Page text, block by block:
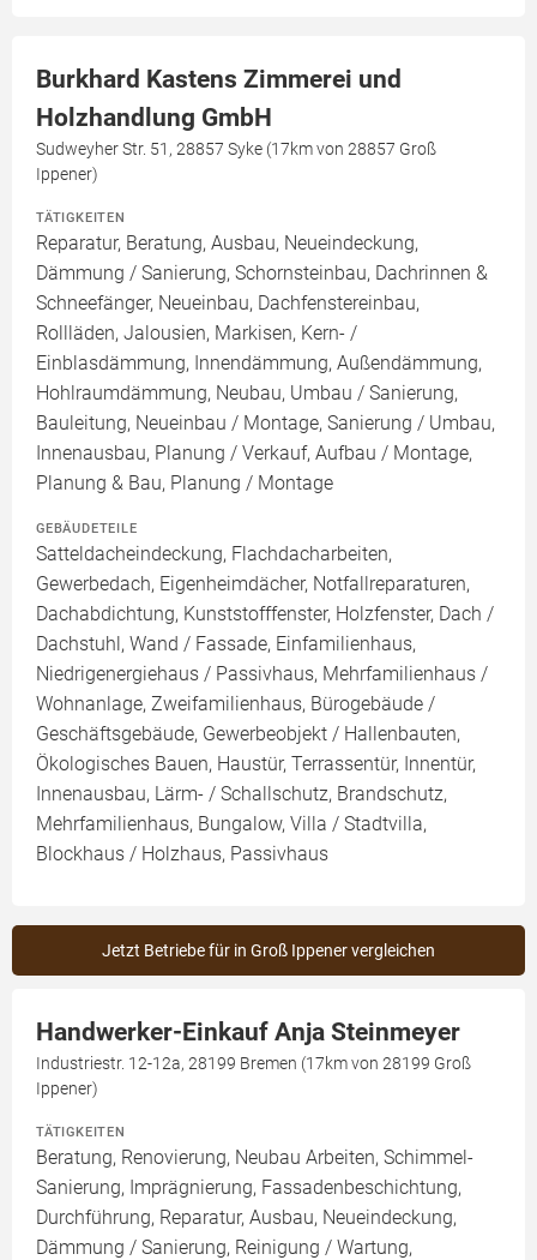
Burkhard Kastens Zimmerei und
Holzhandlung GmbH
Sudweyher Str. 51, 28857 Syke (17km von 28857 Groß
Ippener)
TÄTIGKEITEN
Reparatur, Beratung, Ausbau, Neueindeckung,
Dämmung / Sanierung, Schornsteinbau, Dachrinnen &
Schneefänger, Neueinbau, Dachfenstereinbau,
Rollläden, Jalousien, Markisen, Kern- /
Einblasdämmung, Innendämmung, Außendämmung,
Hohlraumdämmung, Neubau, Umbau / Sanierung,
Bauleitung, Neueinbau / Montage, Sanierung / Umbau,
Innenausbau, Planung / Verkauf, Aufbau / Montage,
Planung & Bau, Planung / Montage
GEBÄUDETEILE
Satteldacheindeckung, Flachdacharbeiten,
Gewerbedach, Eigenheimdächer, Notfallreparaturen,
Dachabdichtung, Kunststofffenster, Holzfenster, Dach /
Dachstuhl, Wand / Fassade, Einfamilienhaus,
Niedrigenergiehaus / Passivhaus, Mehrfamilienhaus /
Wohnanlage, Zweifamilienhaus, Bürogebäude /
Geschäftsgebäude, Gewerbeobjekt / Hallenbauten,
Ökologisches Bauen, Haustür, Terrassentür, Innentür,
Innenausbau, Lärm- / Schallschutz, Brandschutz,
Mehrfamilienhaus, Bungalow, Villa / Stadtvilla,
Blockhaus / Holzhaus, Passivhaus
Jetzt Betriebe für in Groß Ippener vergleichen
Handwerker-Einkauf Anja Steinmeyer
Industriestr. 12-12a, 28199 Bremen (17km von 28199 Groß
Ippener)
TÄTIGKEITEN
Beratung, Renovierung, Neubau Arbeiten, Schimmel-
Sanierung, Imprägnierung, Fassadenbeschichtung,
Durchführung, Reparatur, Ausbau, Neueindeckung,
Dämmung / Sanierung, Reinigung / Wartung,